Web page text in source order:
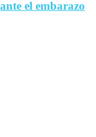
el embarazo